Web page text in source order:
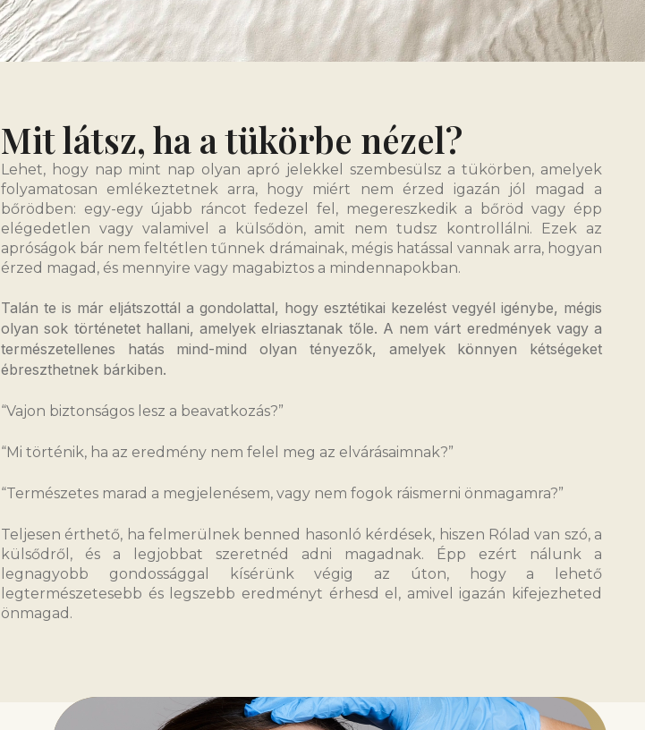
Mit látsz, ha a tükörbe nézel?
Lehet, hogy nap mint nap olyan apró jelekkel szembesülsz a tükörben, amelyek
folyamatosan emlékeztetnek arra, hogy miért nem érzed igazán jól magad a
bőrödben: egy-egy újabb ráncot fedezel fel, megereszkedik a bőröd vagy épp
elégedetlen vagy valamivel a külsődön, amit nem tudsz kontrollálni. Ezek az
apróságok bár nem feltétlen tűnnek drámainak, mégis hatással vannak arra, hogyan
érzed magad, és mennyire vagy magabiztos a mindennapokban.
Talán te is már eljátszottál a gondolattal, hogy esztétikai kezelést vegyél igénybe, mégis
olyan sok történetet hallani, amelyek elriasztanak tőle. A nem várt eredmények vagy a
természetellenes hatás mind-mind olyan tényezők, amelyek könnyen kétségeket
ébreszthetnek bárkiben.
“Vajon biztonságos lesz a beavatkozás?”
“Mi történik, ha az eredmény nem felel meg az elvárásaimnak?”
“Természetes marad a megjelenésem, vagy nem fogok ráismerni önmagamra?”
Teljesen érthető, ha felmerülnek benned hasonló kérdések, hiszen Rólad van szó, a
külsődről, és a legjobbat szeretnéd adni magadnak. Épp ezért nálunk a
legnagyobb gondossággal kísérünk végig az úton, hogy a lehető
legtermészetesebb és legszebb eredményt érhesd el, amivel igazán kifejezheted
önmagad.